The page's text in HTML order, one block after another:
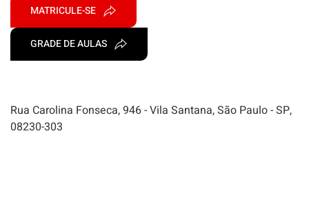
MATRICULE-SE
GRADE DE AULAS
Rua Carolina Fonseca, 946 - Vila Santana, São Paulo - SP,
08230-303